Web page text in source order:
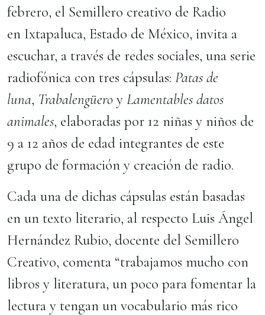
febrero, el Semillero creativo de Radio
en Ixtapaluca, Estado de México, invita a
escuchar, a través de redes sociales, una serie
radiofónica con tres cápsulas: Patas de
luna, Trabalengüero y Lamentables datos
animales, elaboradas por 12 niñas y niños de
9 a 12 años de edad integrantes de este
grupo de formación y creación de radio.
Cada una de dichas cápsulas están basadas
en un texto literario, al respecto Luis Ángel
Hernández Rubio, docente del Semillero
Creativo, comenta “trabajamos mucho con
libros y literatura, un poco para fomentar la
lectura y tengan un vocabulario más rico